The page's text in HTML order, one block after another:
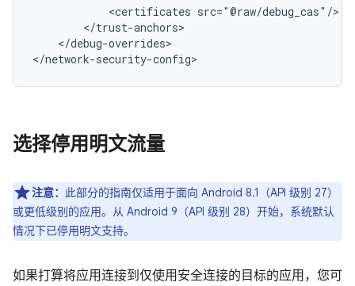
<certificates
</debug-overrides>
</network-security-config>
选择停用明文流量
注意： 此部分的指南仅适用于面向 Android 8.1（API 级别 27）
或更低级别的应用。从 Android 9（API 级别 28）开始，系统默认
情况下已停用明文支持。
如果打算将应用连接到仅使用安全连接的目标的应用，您可